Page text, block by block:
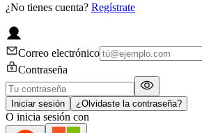
¿No tienes cuenta? Regístrate
Correo electrónico
Contraseña
Iniciar sesión ¿Olvidaste la contraseña?
O inicia sesión con